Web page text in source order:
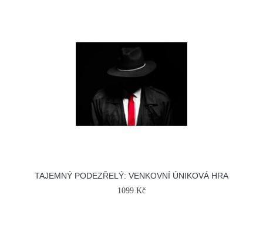
TAJEMNÝ PODEZŘELÝ: VENKOVNÍ ÚNIKOVÁ HRA
1099 Kč